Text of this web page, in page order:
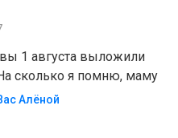
1 августа выложили
сколько я помню, маму
Алëной